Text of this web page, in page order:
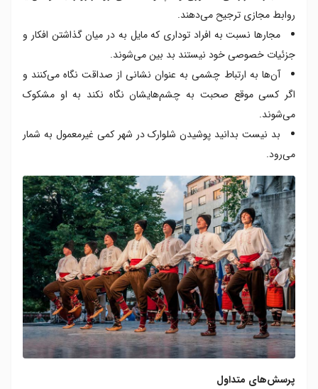
روابط مجازی ترجیح می‌دهند.
مجارها نسبت به افراد توداری که مایل به در میان گذاشتن افکار و
جزئیات خصوصی خود نیستند بد بین می‌شوند.
آن‌ها به ارتباط چشمی به عنوان نشانی از صداقت نگاه می‌کنند و
اگر کسی موقع صحبت به چشم‌هایشان نگاه نکند به او مشکوک
می‌شوند.
بد نیست بدانید پوشیدن شلوارک در شهر کمی غیرمعمول به شمار
می‌رود.
پرسش‌های متداول